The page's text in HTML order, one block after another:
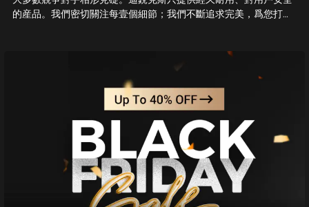
的産品。我們密切關注每壹個細節；我們不斷追求完美，爲您打造